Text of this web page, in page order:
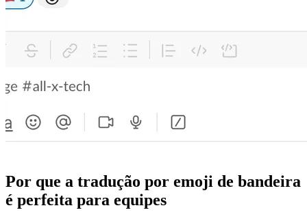
Por que a tradução por emoji de bandeira
é perfeita para equipes